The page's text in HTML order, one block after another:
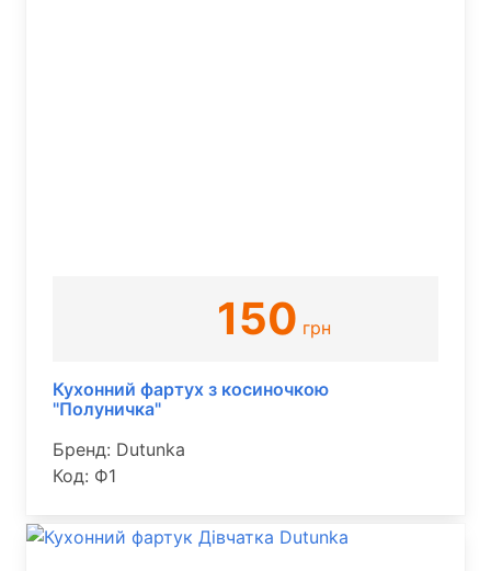
150 грн
Кухонний фартух з косиночкою
"Полуничка"
Бренд: Dutunka
Код: Ф1